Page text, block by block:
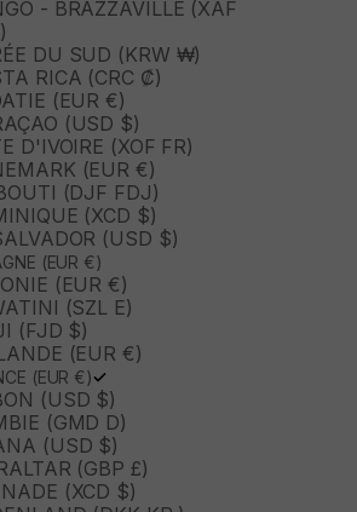
- BRAZZAVILLE (XAF
DU SUD (KRW ₩)
RICA (CRC ₡)
(EUR €)
(USD $)
D'IVOIRE (XOF FR)
(EUR €)
(DJF FDJ)
(XCD $)
(USD $)
(EUR €)
(EUR €)
(SZL E)
(FJD $)
(EUR €)
(EUR €)
(USD $)
(GMD D)
(USD $)
(GBP £)
(XCD $)